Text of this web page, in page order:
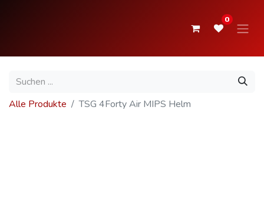
0
Alle Produkte TSG 4Forty Air MIPS Helm